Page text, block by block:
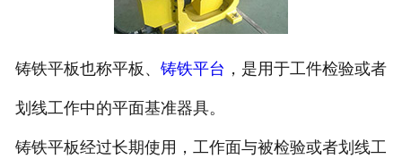
铸铁平板也称平板、 铸铁平台 ，是用于工件检验或者
划线工作中的平面基准器具。
铸铁平板经过长期使用，工作面与被检验或者划线工